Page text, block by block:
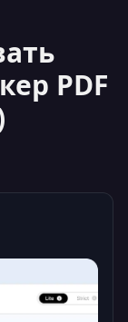
PDF